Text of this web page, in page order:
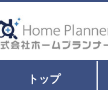
トップ